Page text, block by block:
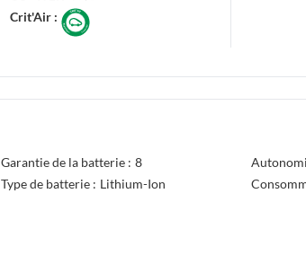
Crit'Air :
Garantie de la batterie : 8
Type de batterie : Lithium-Ion